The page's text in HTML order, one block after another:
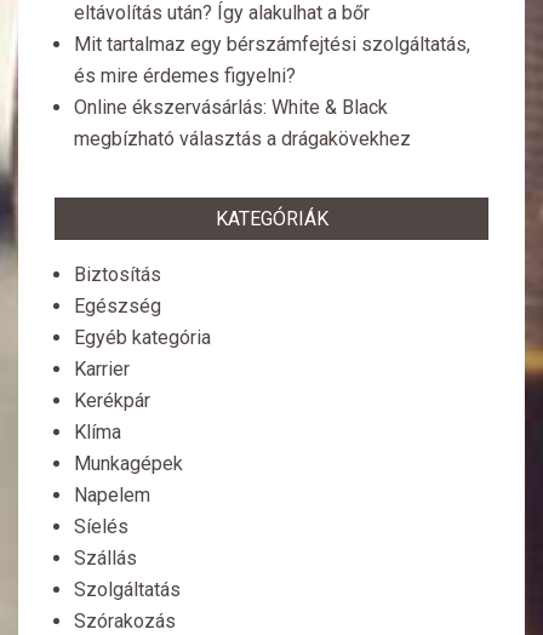
eltávolítás után? Így alakulhat a bőr
Mit tartalmaz egy bérszámfejtési szolgáltatás,
és mire érdemes figyelni?
Online ékszervásárlás: White & Black
megbízható választás a drágakövekhez
KATEGÓRIÁK
Biztosítás
Egészség
Egyéb kategória
Karrier
Kerékpár
Klíma
Munkagépek
Napelem
Síelés
Szállás
Szolgáltatás
Szórakozás